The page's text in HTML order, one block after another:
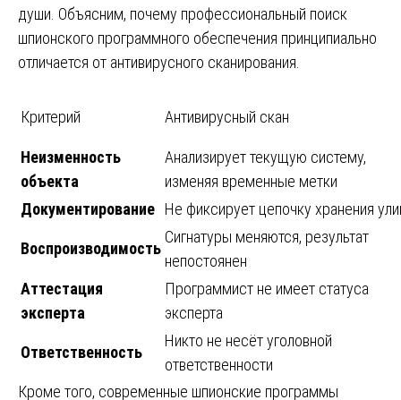
души. Объясним, почему профессиональный поиск
шпионского программного обеспечения принципиально
отличается от антивирусного сканирования.
Критерий Антивирусный скан
Неизменность
объекта
Анализирует текущую систему,
изменяя временные метки
Документирование Не фиксирует цепочку хранения
Воспроизводимость
Сигнатуры меняются, результат
непостоянен
Аттестация
эксперта
Программист не имеет статуса
эксперта
Ответственность
Никто не несёт уголовной
ответственности
Кроме того, современные шпионские программы